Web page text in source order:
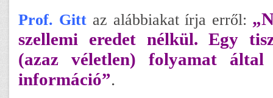
Prof. Gittaz alábbiakat írja erről:
szellemi eredet nélkül. Egy
(azaz véletlen) folyamat
információ”.